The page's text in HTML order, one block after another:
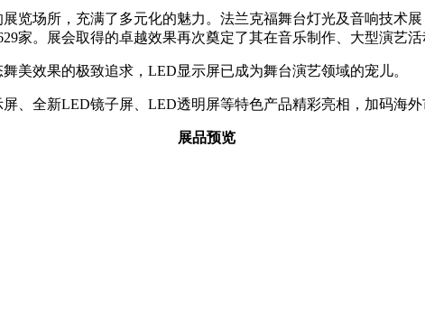
览场所，充满了多元化的魅力。法兰克福舞台灯光及音响技术
家。展会取得的卓越效果再次奠定了其在音乐制作、大型演艺
美效果的极致追求，LED显示屏已成为舞台演艺领域的宠儿。
、全新LED镜子屏、LED透明屏等特色产品精彩亮相，加码海外
展品预览